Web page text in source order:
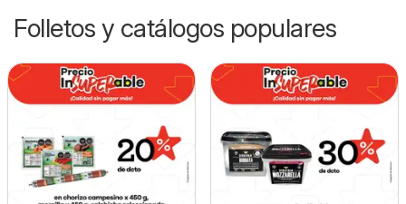
Folletos y catálogos populares